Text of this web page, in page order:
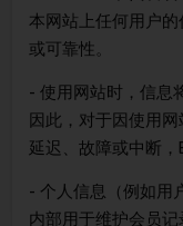
本网站上任何用户
或可靠性。
- 使用网站时，信息
因此，对于因使用
延迟、故障或中断，
- 个人信息（例如用
内部用于维护会员